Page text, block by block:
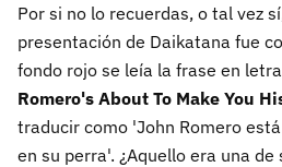
Por si no lo recuerdas, o tal vez
presentación de Daikatana fue
fondo rojo se leía la frase en
Romero's About To Make You
traducir como 'John Romero
en su perra'. ¿Aquello era una